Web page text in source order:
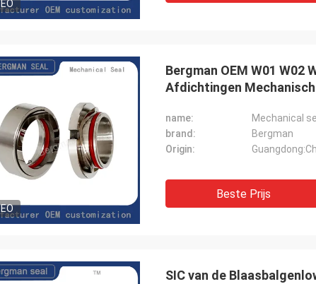
Bergman OEM W01 W02
Afdichtingen
name:
Mechanical
brand:
Bergman
Origin:
Beste Prijs
SIC van de